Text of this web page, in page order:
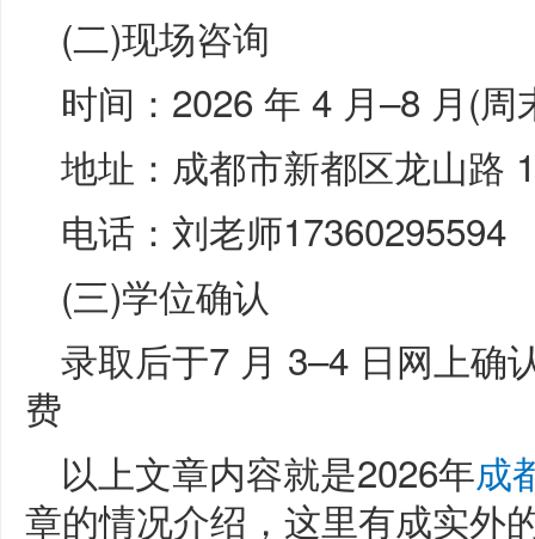
(二)现场咨询
时间：2026 年 4 月–8 月(周
地址：成都市新都区龙山路
电话：刘老师17360295594
(三)学位确认
录取后于7 月 3–4 日网上确
费
以上文章内容就是2026年成
章的情况介绍，这里有成实外